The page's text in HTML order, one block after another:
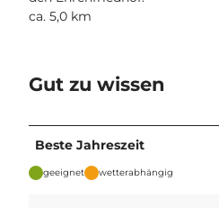
ca. 5,0 km
Gut zu wissen
Beste Jahreszeit
geeignet wetterabhängig